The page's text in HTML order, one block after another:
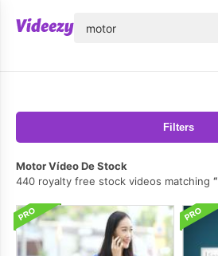
Filters
Motor Vídeo De Stock
440 royalty free stock videos matching